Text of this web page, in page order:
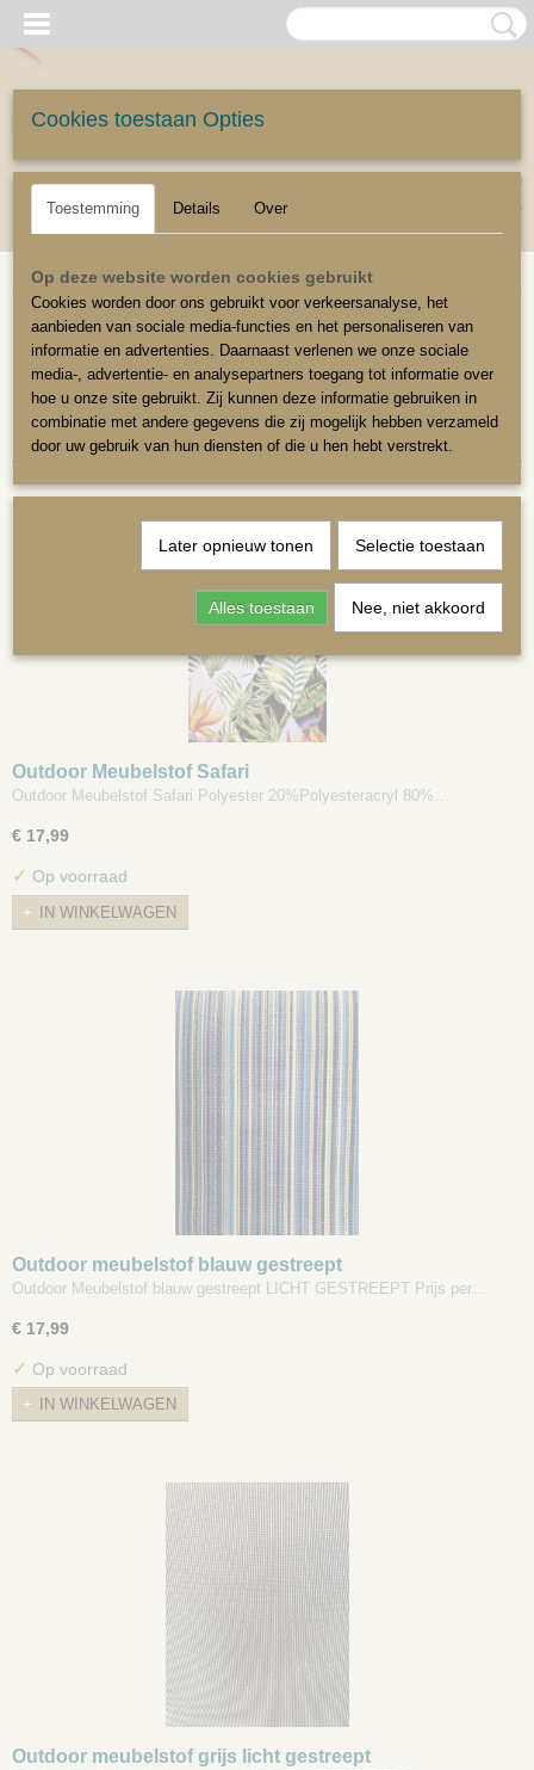
Inloggen Registreren
(0)
Home>Meubelstoffen>Outdoor Meubelstoffen
Sorteer op:
1 2 3 »
Outdoor Meubelstof Safari
Outdoor Meubelstof Safari Polyester 20%Polyesteracryl 80%…
€ 17,99
✓ Op voorraad
IN WINKELWAGEN
Outdoor meubelstof blauw gestreept
Outdoor Meubelstof blauw gestreept LICHT GESTREEPT Prijs per…
€ 17,99
✓ Op voorraad
IN WINKELWAGEN
Outdoor meubelstof grijs licht gestreept
| KUSSENS OP MAAT
Cookies toestaan Opties
Toestemming Details Over
Op deze website worden cookies gebruikt
Cookies worden door ons gebruikt voor verkeersanalyse, het
aanbieden van sociale media-functies en het personaliseren van
informatie en advertenties. Daarnaast verlenen we onze sociale
media-, advertentie- en analysepartners toegang tot informatie over
hoe u onze site gebruikt. Zij kunnen deze informatie gebruiken in
combinatie met andere gegevens die zij mogelijk hebben verzameld
door uw gebruik van hun diensten of die u hen hebt verstrekt.
Later opnieuw tonen Selectie toestaan
Alles toestaan Nee, niet akkoord